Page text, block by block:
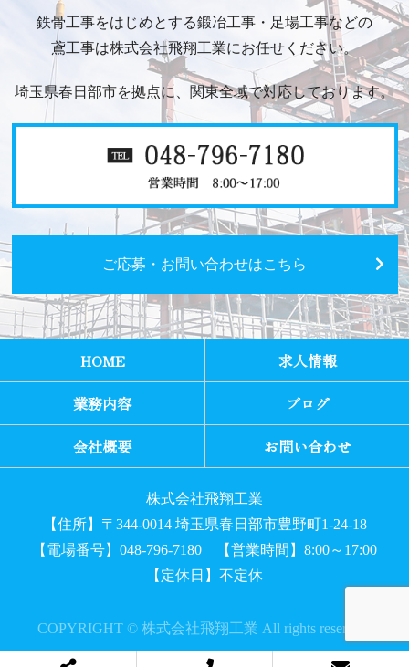
鉄骨工事をはじめとする鍛冶工事・足場工事などの
鳶工事は株式会社飛翔工業にお任せください。
埼玉県春日部市を拠点に、関東全域で対応しております。
ご応募・お問い合わせはこちら
HOME
求人情報
業務内容
ブログ
会社概要
お問い合わせ
株式会社飛翔工業
【住所】〒344-0014 埼玉県春日部市豊野町1-24-18
【電場番号】048-796-7180 【営業時間】8:00～17:00
【定休日】不定休
COPYRIGHT © 株式会社飛翔工業 All rights reserved.